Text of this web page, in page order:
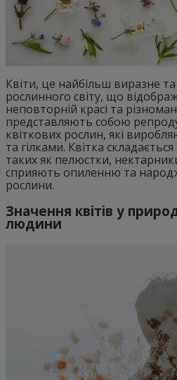
Квіти, це найбільш виразне
рослинного світу, що
неповторній красі та
представляють собою
квіткових рослин, які
та гілками. Квітка
таких як пелюстки,
сприяють опиленню та
рослини.
Значення квітів у
людини